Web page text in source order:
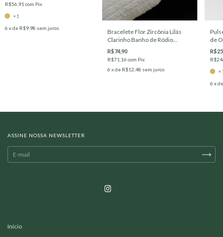
R$56,91com Pix
+1
6 x deR$9,98 sem juros
Bracelete Flor Zircônia Lilás
Clarinho Banho de Ródio
Branco
R$74,90
R$71,16com Pix
6 x deR$12,48 sem juros
de
6 x
ASSINE NOSSA NEWSLETTER
Início